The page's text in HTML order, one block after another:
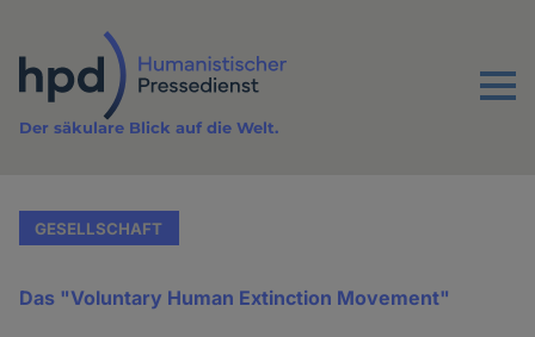
Inhalt
Menu
Der säkulare Blick auf die Welt.
GESELLSCHAFT
Das "Voluntary Human Extinction Movement"